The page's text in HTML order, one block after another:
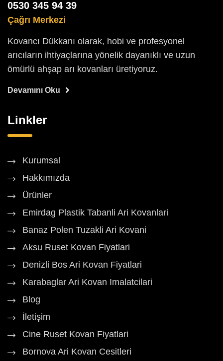
0530 345 94 39
Çağrı Merkezi
Kovancı Dükkanı olarak, hobi ve profesyonel
arıcıların ihtiyaçlarına yönelik dayanıklı ve uzun
ömürlü ahşap arı kovanları üretiyoruz.
Devamını Oku
Linkler
Kurumsal
Hakkımızda
Ürünler
Emirdag Plastik Tabanli Ari Kovanlari
Banaz Polen Tuzakli Ari Kovani
Aksu Ruset Kovan Fiyatlari
Denizli Bos Ari Kovan Fiyatlari
Karabaglar Ari Kovan Imalatcilari
Blog
İletişim
Cine Ruset Kovan Fiyatlari
Bornova Ari Kovan Cesitleri